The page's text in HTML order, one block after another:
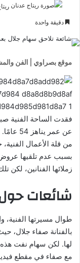
دقيقة واحدة
موقع بصراوي | الفن
فقدت الساحة الفنية
عن عمر
من قلة الأعمال
بسبب عدم تلقيها
زملائها الفنانين، لكن
شائعات
طوال مسيرتها الفنية،
بالفنانة صفاء جلال،
لها. لكن سهام نفت
مع صفاء في مقطع